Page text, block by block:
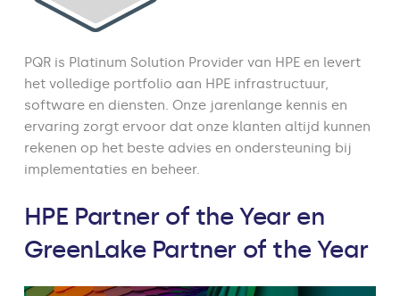
PQR is Platinum Solution Provider van HPE en levert
het volledige portfolio aan HPE infrastructuur,
software en diensten. Onze jarenlange kennis en
ervaring zorgt ervoor dat onze klanten altijd kunnen
rekenen op het beste advies en ondersteuning bij
implementaties en beheer.
HPE Partner of the Year en
GreenLake Partner of the Year